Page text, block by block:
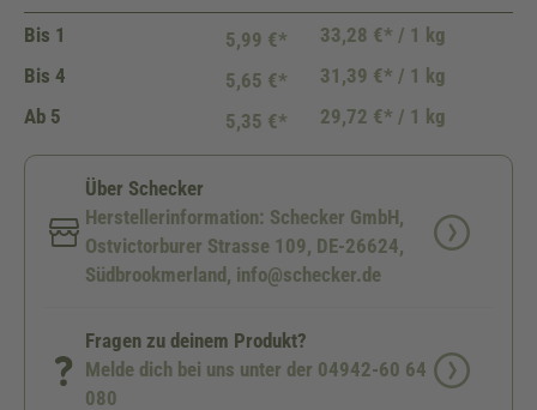
Bis 1 5,99 €*
33,28 €* / 1 kg
Bis 4 5,65 €*
31,39 €* / 1 kg
Ab 5 5,35 €* 29,72 €* / 1 kg
Über Schecker
Herstellerinformation: Schecker GmbH,
Ostvictorburer Strasse 109, DE-26624,
Südbrookmerland, info@schecker.de
Fragen zu deinem Produkt?
Melde dich bei uns unter der 04942-60 64
080